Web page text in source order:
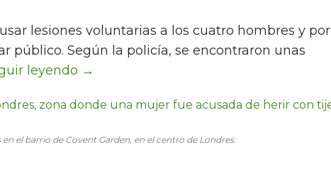
el barrio de Covent Garden, en el centro de Londres.
lesiones voluntarias a los cuatro hombres y por
público. Según la policía, se encontraron unas